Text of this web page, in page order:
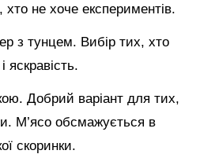
хто не хоче експериментів.
з тунцем. Вибір тих, хто
яскравість.
Добрий варіант для тих,
М’ясо обсмажується в
скоринки.